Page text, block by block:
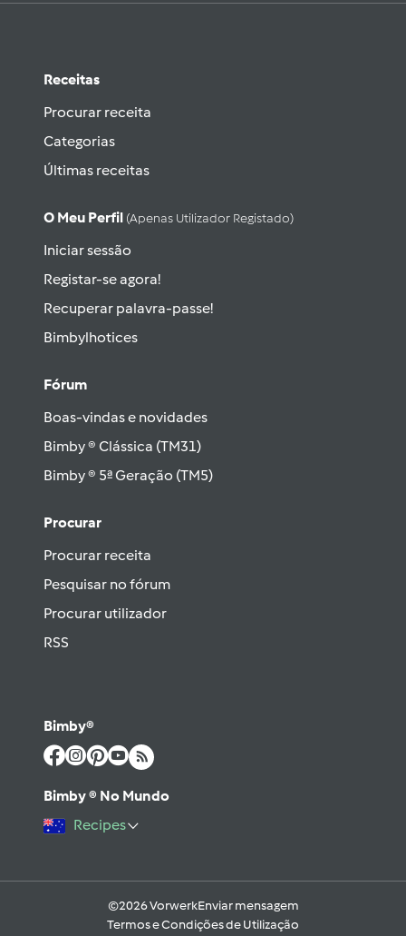
Receitas
Procurar receita
Categorias
Últimas receitas
O Meu Perfil (apenas Utilizador Registado)
Iniciar sessão
Registar-se agora!
Recuperar palavra-passe!
Bimbylhotices
Fórum
Boas-vindas e novidades
Bimby ® Clássica (TM31)
Bimby ® 5ª Geração (TM5)
Procurar
Procurar receita
Pesquisar no fórum
Procurar utilizador
RSS
Bimby®
Bimby ® No Mundo
Recipes
©2026 VorwerkEnviar mensagem
Termos e Condições de Utilização